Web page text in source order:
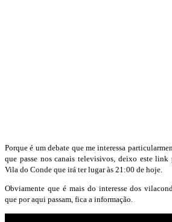
Porque é um debate que me interessa
que passe nos canais televisivos, deixo este link
Vila do Conde que irá ter lugar às 21:00 de hoje.
Obviamente que é mais do interesse dos
que por aqui passam, fica a informação.